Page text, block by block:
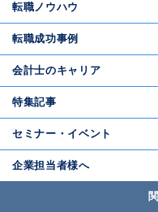
転職ノウハウ
転職成功事例
会計士のキャリア
特集記事
セミナー・イベント
企業担当者様へ